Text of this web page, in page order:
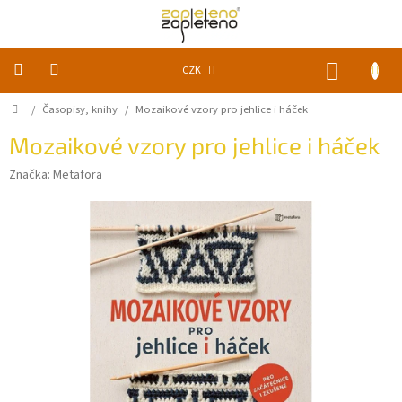
CZK
KLUBKA
zapletení
Domů
/ Časopisy, knihy / Mozaikové vzory pro jehlice i háček
Mozaikové vzory pro jehlice i háček
Značka: Metafora